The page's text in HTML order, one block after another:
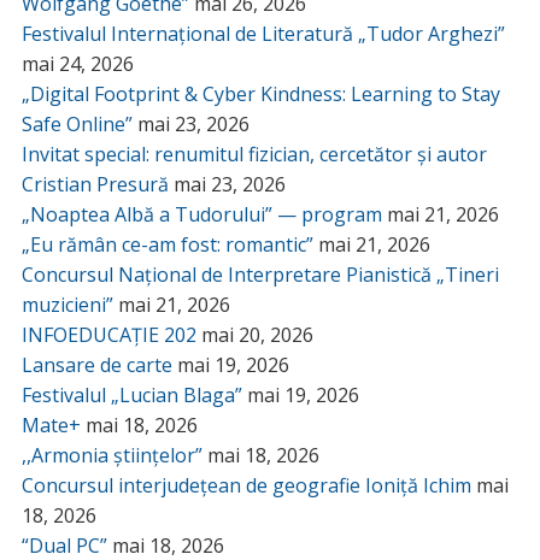
Festivalul Internațional de Literatură „Tudor Arghezi”
mai 24, 2026
„Digital Footprint & Cyber Kindness: Learning to Stay
Safe Online” mai 23, 2026
Invitat special: renumitul fizician, cercetător și autor
Cristian Presură mai 23, 2026
„Noaptea Albă a Tudorului” — program mai 21, 2026
„Eu rămân ce-am fost: romantic” mai 21, 2026
Concursul Național de Interpretare Pianistică „Tineri
muzicieni” mai 21, 2026
INFOEDUCAȚIE 202 mai 20, 2026
Lansare de carte mai 19, 2026
Festivalul „Lucian Blaga” mai 19, 2026
Mate+ mai 18, 2026
,,Armonia științelor” mai 18, 2026
Concursul interjudețean de geografie Ioniță Ichim mai
18, 2026
“Dual PC” mai 18, 2026